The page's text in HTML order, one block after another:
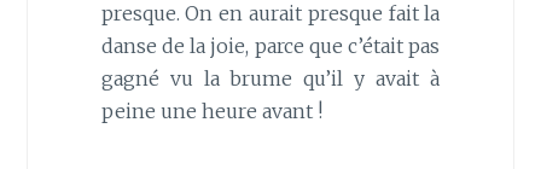
presque. On en aurait presque fait la
danse de la joie, parce que c’était pas
gagné vu la brume qu’il y avait à
peine une heure avant !